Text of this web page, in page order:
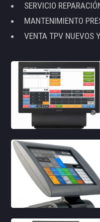
SERVICIO
MANTENIMIENTO
VENTA TPV NUEVOS